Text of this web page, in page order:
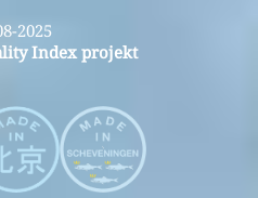
2025
Index projekt